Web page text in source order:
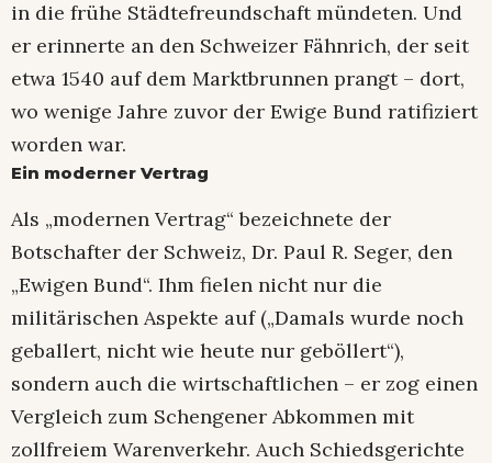
in die frühe Städtefreundschaft mündeten. Und
er erinnerte an den Schweizer Fähnrich, der seit
etwa 1540 auf dem Marktbrunnen prangt – dort,
wo wenige Jahre zuvor der Ewige Bund ratifiziert
worden war.
Ein moderner Vertrag
Als „modernen Vertrag“ bezeichnete der
Botschafter der Schweiz, Dr. Paul R. Seger, den
„Ewigen Bund“. Ihm fielen nicht nur die
militärischen Aspekte auf („Damals wurde noch
geballert, nicht wie heute nur geböllert“),
sondern auch die wirtschaftlichen – er zog einen
Vergleich zum Schengener Abkommen mit
zollfreiem Warenverkehr. Auch Schiedsgerichte